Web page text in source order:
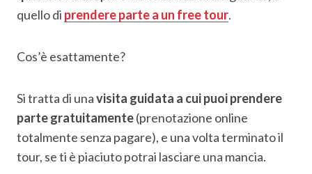
quello di prendere parte a un free tour.
Cos’è esattamente?
Si tratta di unavisita guidata a cui puoi prendere
parte gratuitamente(prenotazione online
totalmente senza pagare), e una volta terminato il
tour, se ti è piaciuto potrai lasciare una mancia.